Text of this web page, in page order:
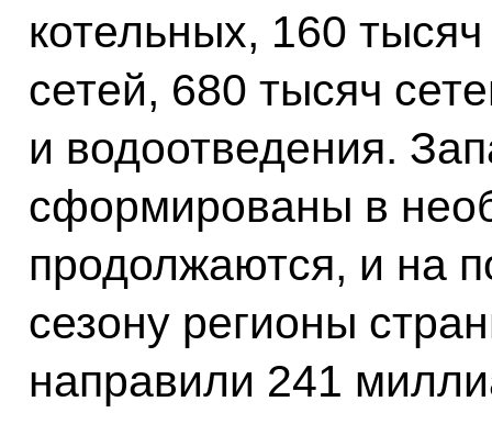
котельных, 160
сетей, 680 тысяч
и водоотведения.
сформированы в
продолжаются, и на
сезону регионы
направили 241